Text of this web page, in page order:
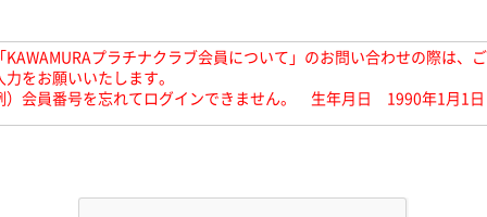
KAWAMURAプラチナクラブ会員について」のお問い合わせの際は、
力をお願いいたします。
）会員番号を忘れてログインできません。 生年月日 1990年1月1日